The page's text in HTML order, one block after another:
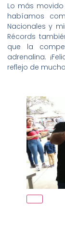
Lo más
habíamos
Nacionales y
Récords
que la
adrenalina.
reflejo de